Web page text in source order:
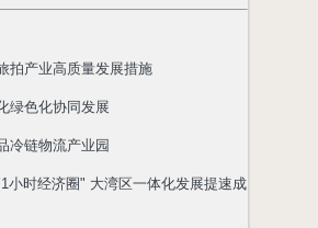
拍产业高质量发展措施
绿色化协同发展
冷链物流产业园
小时经济圈" 大湾区一体化发展提速成